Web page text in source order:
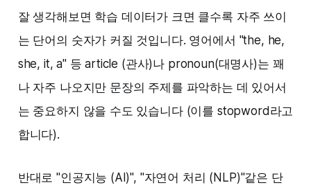
잘 생각해보면 학습 데이터가 크면 클수록 자주 쓰이
는 단어의 숫자가 커질 것입니다. 영어에서 "the, he,
she, it, a" 등 article (관사)나 pronoun(대명사)는 꽤
나 자주 나오지만 문장의 주제를 파악하는 데 있어서
는 중요하지 않을 수도 있습니다 (이를 stopword라고
합니다). ‌‌
반대로 "인공지능 (AI)", "자연어 처리 (NLP)"같은 단